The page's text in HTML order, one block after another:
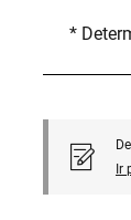
*
Ir